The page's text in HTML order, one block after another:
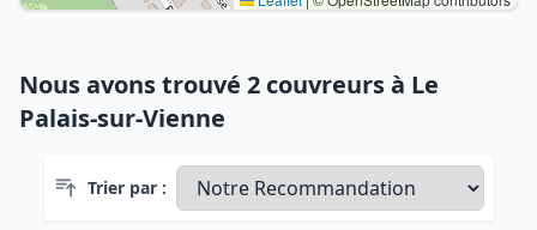
Nous avons trouvé 2 couvreurs à Le
Palais-sur-Vienne
Trier par :